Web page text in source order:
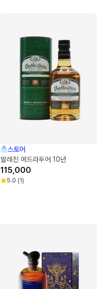
스토어
발레친 에드라두어 10년
115,000
5.0 (1)